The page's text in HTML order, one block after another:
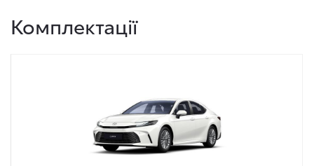
Комплектації